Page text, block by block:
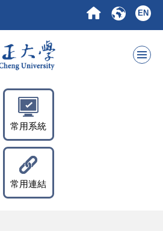
EN
常用系統
常用連結